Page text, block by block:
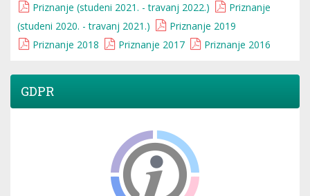
Priznanje (studeni 2021. - travanj 2022.)
Priznanje
(studeni 2020. - travanj 2021.)
Priznanje 2019
Priznanje 2018
Priznanje 2017 Priznanje 2016
GDPR